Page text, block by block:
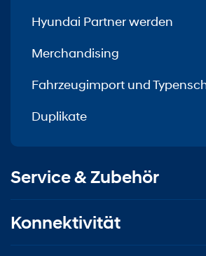
Hyundai Partner werden
Merchandising
Fahrzeugimport und
Duplikate
Service & Zubehör
Konnektivität